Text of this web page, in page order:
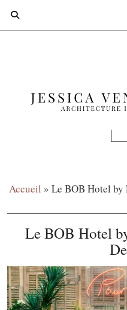
Accueil » Le BOB Hotel by
Le BOB Hotel